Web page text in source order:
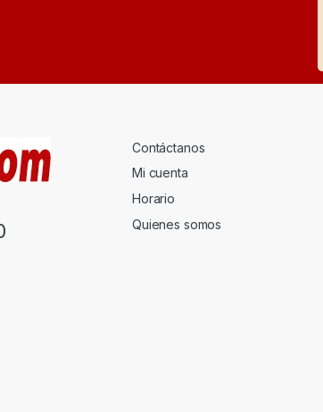
Contáctanos
Mi cuenta
Horario
Quienes somos